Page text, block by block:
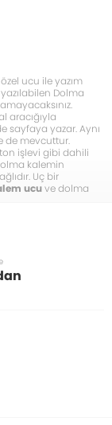
ucu ile yazım
Dolma
aracığıyla
sayfaya yazar. Aynı
de mevcuttur.
işlevi gibi dahili
kalemin
Uç bir
ucuve dolma